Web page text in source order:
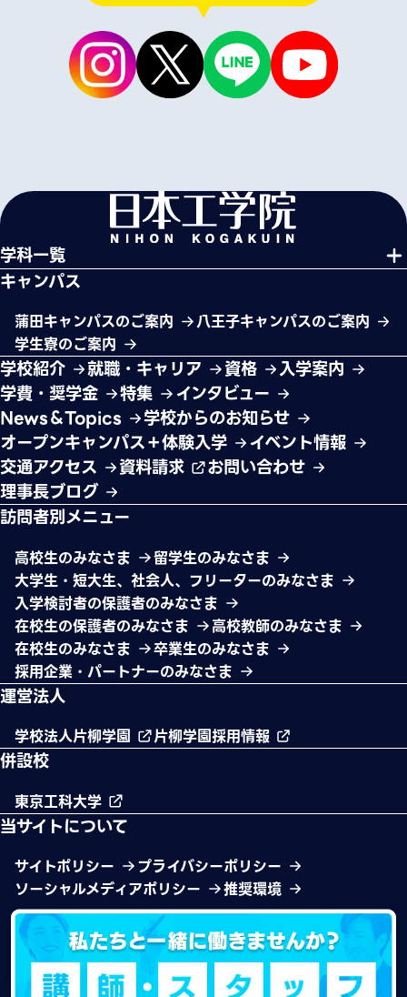
学科一覧
キャンパス
蒲田キャンパスのご案内
八王子キャンパスのご案内
学生寮のご案内
学校紹介 就職・キャリア 資格
入学案内
学費・奨学金
特集
インタビュー
News＆Topics
学校からのお知らせ
オープンキャンパス＋体験入学
イベント情報
交通アクセス
資料請求
お問い合わせ
理事長ブログ
訪問者別メニュー
高校生のみなさま
留学生のみなさま
大学生・短大生、社会人、フリーターのみなさま
入学検討者の保護者のみなさま
在校生の保護者のみなさま
高校教師のみなさま
在校生のみなさま
卒業生のみなさま
採用企業・パートナーのみなさま
運営法人
学校法人片柳学園 片柳学園採用情報
併設校
東京工科大学
当サイトについて
サイトポリシー
プライバシーポリシー
ソーシャルメディアポリシー
推奨環境